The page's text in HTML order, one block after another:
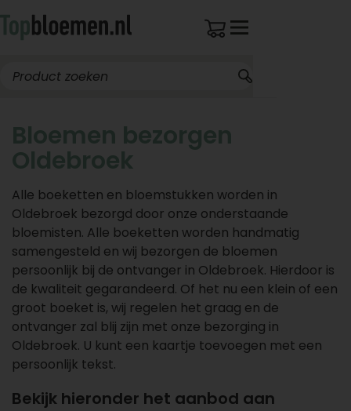
Bloemen bezorgen
Oldebroek
Alle boeketten en bloemstukken worden in
Oldebroek bezorgd door onze onderstaande
bloemisten. Alle boeketten worden handmatig
samengesteld en wij bezorgen de bloemen
persoonlijk bij de ontvanger in Oldebroek. Hierdoor is
de kwaliteit gegarandeerd. Of het nu een klein of een
groot boeket is, wij regelen het graag en de
ontvanger zal blij zijn met onze bezorging in
Oldebroek. U kunt een kaartje toevoegen met een
persoonlijk tekst.
Bekijk hieronder het aanbod aan